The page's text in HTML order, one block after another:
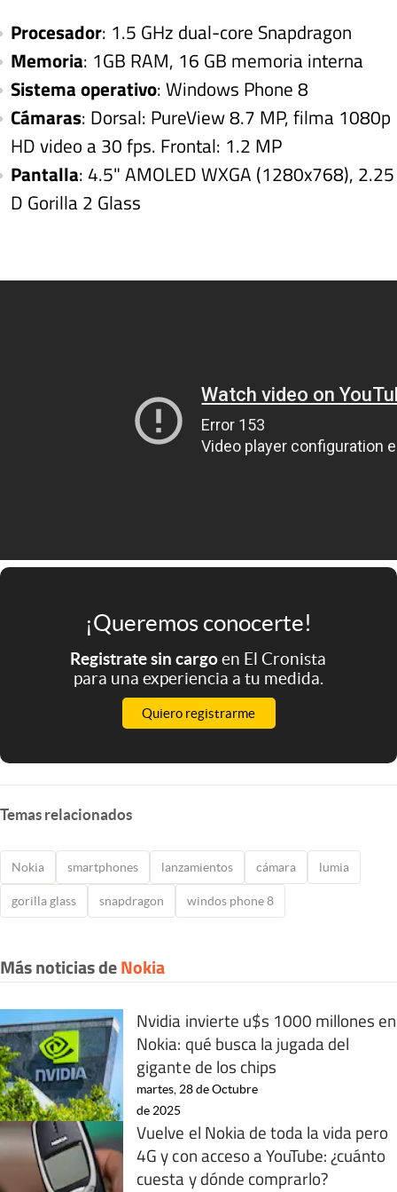
Procesador: 1.5 GHz dual-core Snapdragon
Memoria: 1GB RAM, 16 GB memoria interna
Sistema operativo: Windows Phone 8
Cámaras: Dorsal: PureView 8.7 MP, filma 1080p
HD video a 30 fps. Frontal: 1.2 MP
Pantalla: 4.5" AMOLED WXGA (1280x768), 2.25
D Gorilla 2 Glass
¡Queremos conocerte!
Registrate sin cargoen El Cronista
para una experiencia a tu medida.
Quiero registrarme
Temas relacionados
Nokia smartphones lanzamientos cámara lumia
gorilla glass snapdragon windos phone 8
Más noticias deNokia
Nvidia invierte u$s 1000 millones en
Nokia: qué busca la jugada del
gigante de los chips
martes, 28 de Octubre
de 2025
Vuelve el Nokia de toda la vida pero
4G y con acceso a YouTube: ¿cuánto
cuesta y dónde comprarlo?